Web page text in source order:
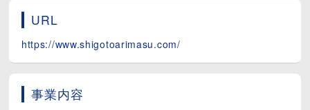
URL
https://www.shigotoarimasu.com/
事業内容